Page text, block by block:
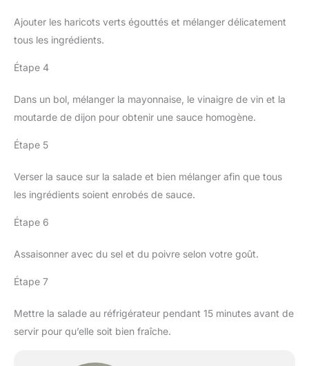
Ajouter les haricots verts égouttés et mélanger délicatement
tous les ingrédients.
Étape 4
Dans un bol, mélanger la mayonnaise, le vinaigre de vin et la
moutarde de dijon pour obtenir une sauce homogène.
Étape 5
Verser la sauce sur la salade et bien mélanger afin que tous
les ingrédients soient enrobés de sauce.
Étape 6
Assaisonner avec du sel et du poivre selon votre goût.
Étape 7
Mettre la salade au réfrigérateur pendant 15 minutes avant de
servir pour qu’elle soit bien fraîche.